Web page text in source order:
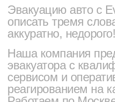
Эвакуацию авто с
описать тремя
аккуратно, недорого!
Наша компания
эвакуатора с
сервисом и
реагированием на